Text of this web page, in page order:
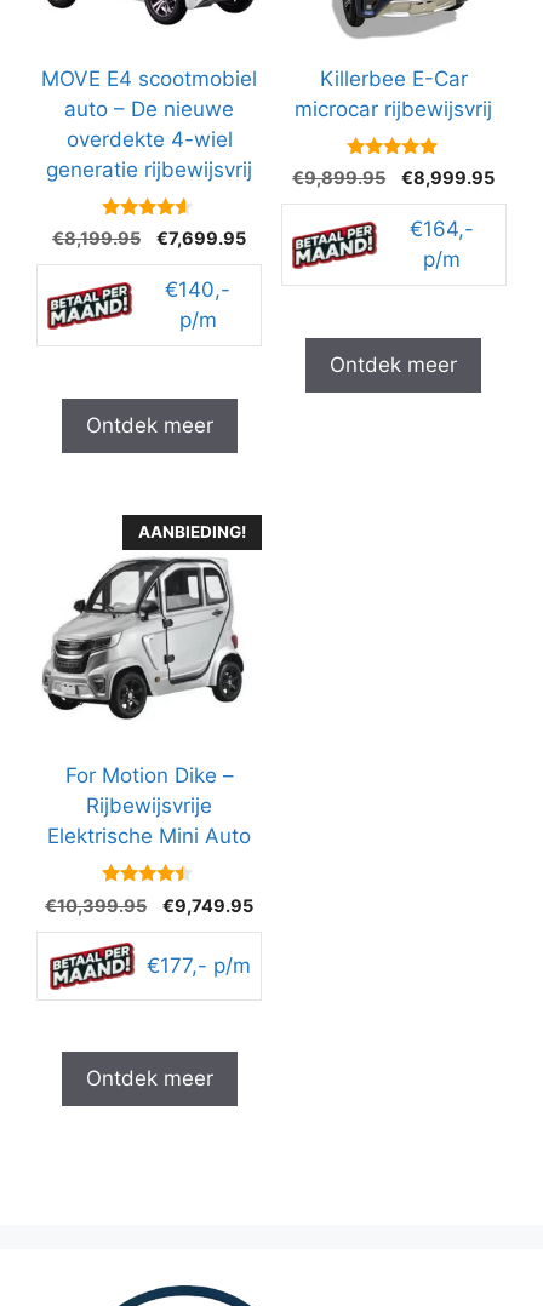
MOVE E4 scootmobiel
auto – De nieuwe
overdekte 4-wiel
generatie rijbewijsvrij
4.4
van 5
€8,199.95
Oorspronkelijke
prijs
was:
€8,199.95.
€7,699.95Huidige
prijs
€140,-
p/m
Ontdek meer
Killerbee E-Car
microcar rijbewijsvrij
4.9
van 5
€9,899.95
Oorspronkelijke
prijs
was:
€9,899.95.
€8,999.95
prijs
€164,-
p/m
Ontdek meer
AANBIEDING!
For Motion Dike –
Rijbewijsvrije
Elektrische Mini Auto
4.3
van 5
€10,399.95
Oorspronkelijke
prijs
was:
€10,399.95.
€9,749.95Huidige
prijs
€177,- p/m
Ontdek meer